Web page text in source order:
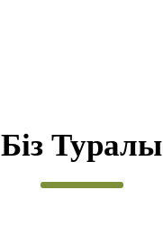
Біз Туралы